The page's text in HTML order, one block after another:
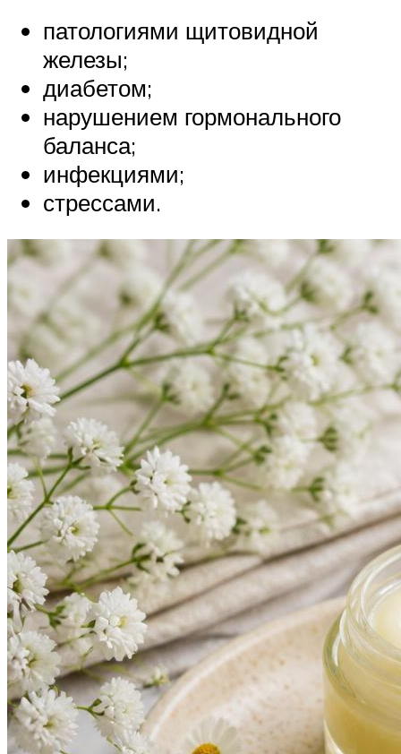
патологиями щитовидной
железы;
диабетом;
нарушением гормонального
баланса;
инфекциями;
стрессами.